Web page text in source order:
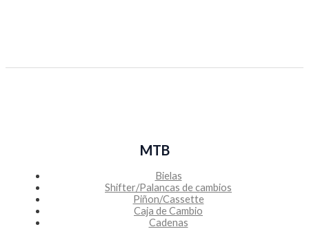
MTB
Bielas
Shifter/Palancas de cambios
Piñon/Cassette
Caja de Cambio
Cadenas